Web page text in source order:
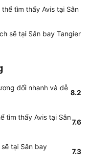
tìm thấy Avis tại Sân
sẽ tại Sân bay Tangier
đối nhanh và dễ
8.2
tìm thấy Avis tại Sân
7.6
tại Sân bay
7.3